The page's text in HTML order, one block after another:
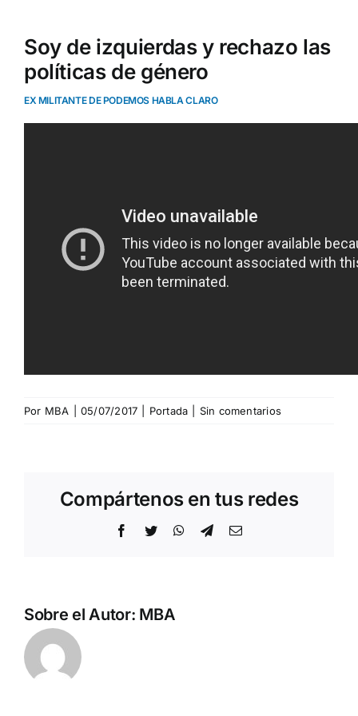
Soy de izquierdas y rechazo las
políticas de género
EX MILITANTE DE PODEMOS HABLA CLARO
Por MBA 05/07/2017 Portada Sin comentarios
Compártenos en tus redes
Facebook
Twitter WhatsApp
TelegramCorreo
Sobre el Autor: MBA